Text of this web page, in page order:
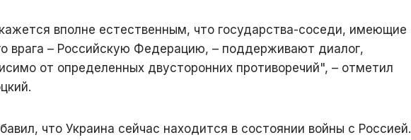
вполне естественным, что государства-соседи, имеющие
врага – Российскую Федерацию, – поддерживают диалог,
от определенных двусторонних противоречий", – отметил
что Украина сейчас находится в состоянии войны с Россией.